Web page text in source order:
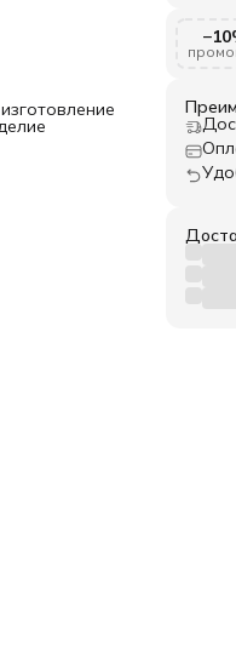
плетении
применять
наборе 930
девочек в
Бусины